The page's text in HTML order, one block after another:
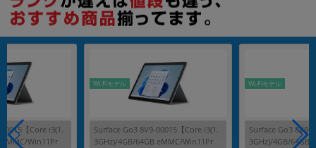
【Core i3(1.
eMMC/Win11Pr
Wi-Fiモデル
Surface Go3 8V9-00015【Core i3(1.
3GHz)/4GB/64GB eMMC/Win11Pr
Wi-Fiモデル
Surface Go3 8V9-
3GHz)/4GB/64GB